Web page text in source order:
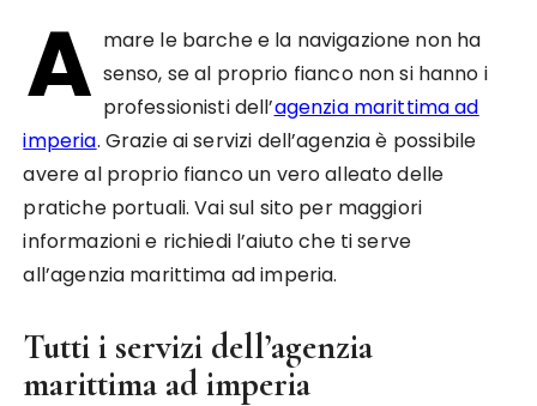
A mare le barche e la navigazione non ha
senso, se al proprio fianco non si hanno i
professionisti dell’agenzia marittima ad
imperia. Grazie ai servizi dell’agenzia è possibile
avere al proprio fianco un vero alleato delle
pratiche portuali. Vai sul sito per maggiori
informazioni e richiedi l’aiuto che ti serve
all’agenzia marittima ad imperia.
Tutti i servizi dell’agenzia
marittima ad imperia